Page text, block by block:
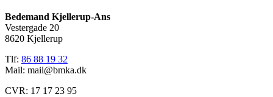
Bedemand Kjellerup-Ans
Vestergade 20
8620 Kjellerup
Tlf: 86 88 19 32
Mail: mail@bmka.dk
CVR: 17 17 23 95